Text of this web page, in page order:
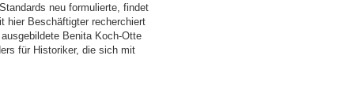
neu formulierte, findet
hier Beschäftigter recherchiert
Benita Koch-Otte
für Historiker, die sich mit